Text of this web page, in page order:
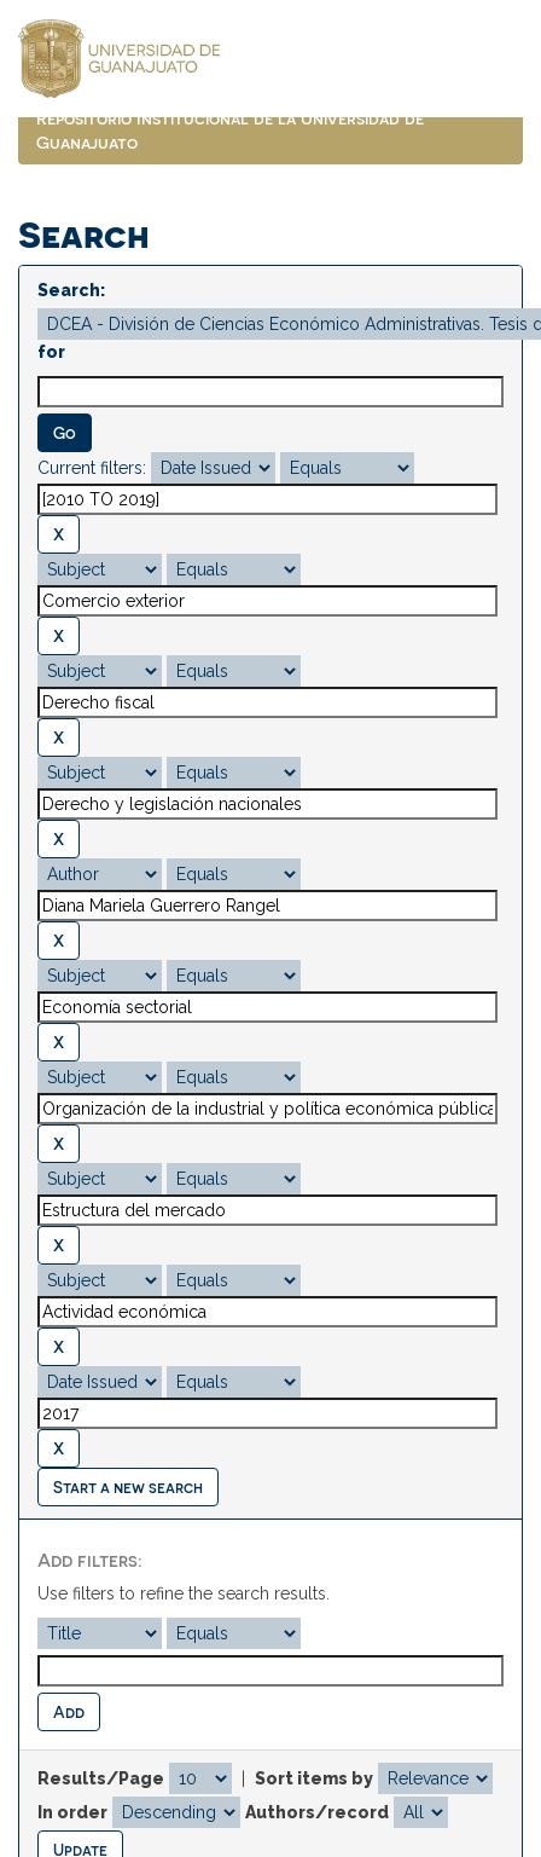
navigation
Repositorio Institucional de la Universidad de
Guanajuato
Search
Search:
for
Current filters:
Start a new search
Add filters:
Use filters to refine the search results.
Results/Page
Sort items by
In order
Authors/record